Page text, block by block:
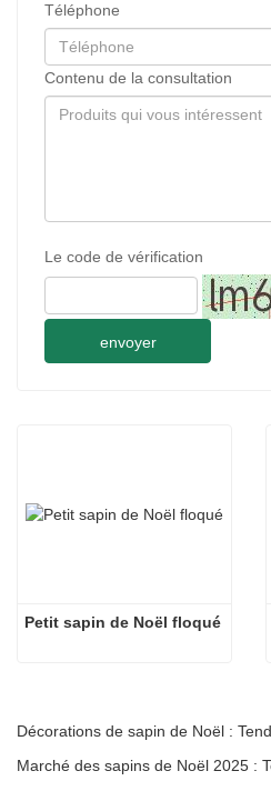
Téléphone
Contenu de la consultation
Le code de vérification
envoyer
Petit sapin de Noël floqué